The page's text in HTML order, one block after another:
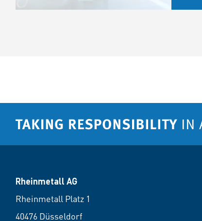
Rheinmetall AG
Rheinmetall Platz 1
40476 Düsseldorf